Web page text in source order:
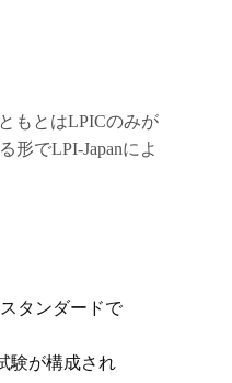
もとはLPICのみが
形でLPI-Japanによ
タンダードで
験が構成され